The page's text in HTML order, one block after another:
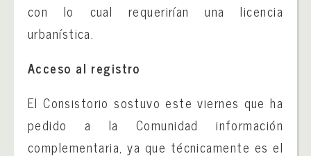
con lo cual requerirían una licencia
urbanística.
Acceso al registro
El Consistorio sostuvo este viernes que ha
pedido a la Comunidad información
complementaria, ya que técnicamente es el